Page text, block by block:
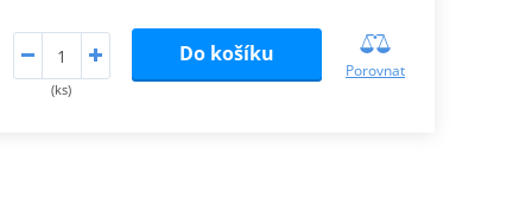
(ks)
Do košíku
Porovnat